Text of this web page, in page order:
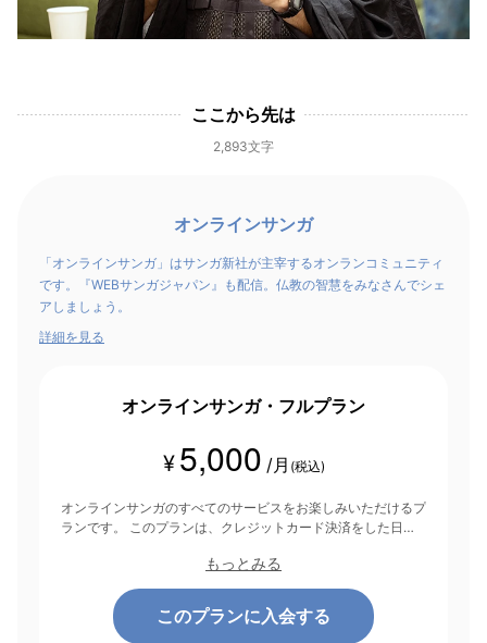
ここから先は
2,893文字
オンラインサンガ
「オンラインサンガ」はサンガ新社が主宰するオンランコミュニティ
です。『WEBサンガジャパン』も配信。仏教の智慧をみなさんでシェ
アしましょう。
詳細を見る
オンラインサンガ・フルプラン
¥ 5,000 /月 (税込)
オンラインサンガのすべてのサービスをお楽しみいただけるプ
ランです。 このプランは、クレジットカード決済をした日を
もっとみる
このプランに入会する